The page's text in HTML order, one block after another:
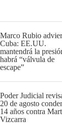
Marco Rubio
Cuba: EE.UU.
mantendrá la
habrá “válvula de
escape”
Poder Judicial
20 de agosto
14 años contra
Vizcarra